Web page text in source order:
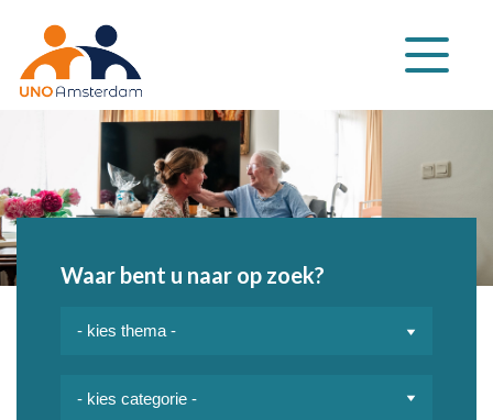
Klap
navigatie
Waar bent u naar op zoek?